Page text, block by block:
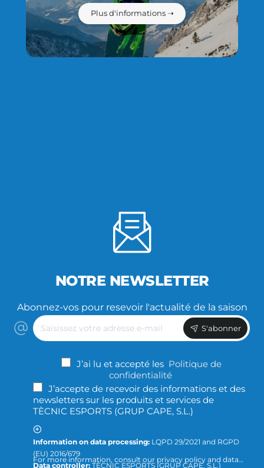
Plus d'informations ➝
NOTRE NEWSLETTER
Abonnez-vos pour resevoir l'actualité de la saison
Saisissez
votre
adresse
S'abonner
J’ai lu et accepté les Politique de
confidentialité
J’accepte de recevoir des informations et des
newsletters sur les produits et services de
TÈCNIC ESPORTS (GRUP CAPE, S.L.)
Information on data processing: LQPD 29/2021 and RGPD
(EU) 2016/679
Data controller: TÈCNIC ESPORTS (GRUP CAPE, S.L.)
For more information, consult our privacy policy and data